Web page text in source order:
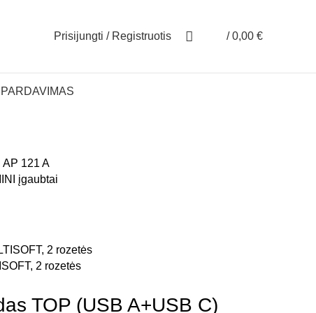
Prisijungti / Registruotis / 0,00 €
įgaubtai
2 rozetės
TOP (USB A+USB C)